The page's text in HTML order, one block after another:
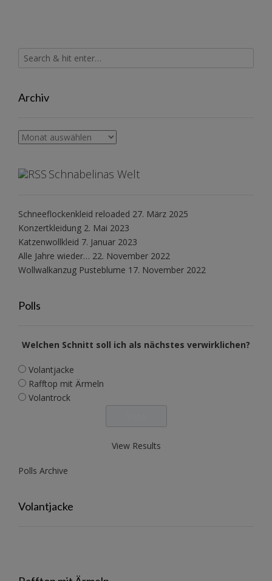
Archiv
Archiv
Schnabelinas Welt
Schneeflockenkleid reloaded 27. März 2025
Konzertkleidung 2. Mai 2023
Katzenwollkleid 7. Januar 2023
Alle Jahre wieder… 22. November 2022
Wollwalkanzug Pusteblume 17. November 2022
Polls
Welchen Schnitt soll ich als nächstes verwirklichen?
Volantjacke
Rafftop mit Ärmeln
Volantrock
View Results
Polls Archive
Volantjacke